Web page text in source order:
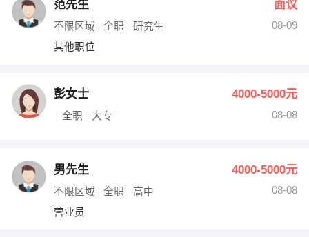
范先生 面议
不限区域 全职 研究生
08-09
其他职位
彭女士 4000-5000元
全职 大专 08-08
男先生 4000-5000元
不限区域 全职 高中
08-08
营业员